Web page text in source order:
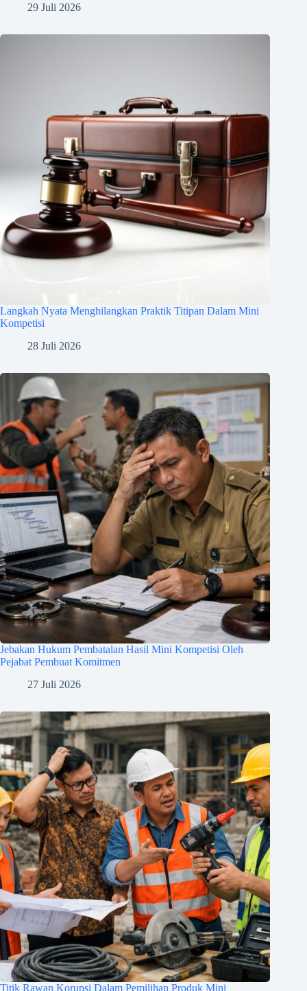
29 Juli 2026
Langkah Nyata Menghilangkan Praktik Titipan Dalam Mini
Kompetisi
28 Juli 2026
Jebakan Hukum Pembatalan Hasil Mini Kompetisi Oleh
Pejabat Pembuat Komitmen
27 Juli 2026
Titik Rawan Korupsi Dalam Pemilihan Produk Mini